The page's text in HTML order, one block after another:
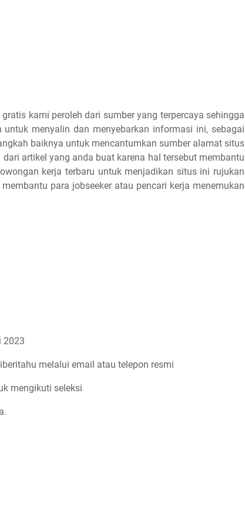
kami peroleh dari sumber yang terpercaya sehingga
menyalin dan menyebarkan informasi ini, sebagai
baiknya untuk mencantumkan sumber alamat situs
artikel yang anda buat karena hal tersebut membantu
kerja terbaru untuk menjadikan situs ini rujukan
para jobseeker atau pencari kerja menemukan
2023
melalui email atau telepon resmi
mengikuti seleksi